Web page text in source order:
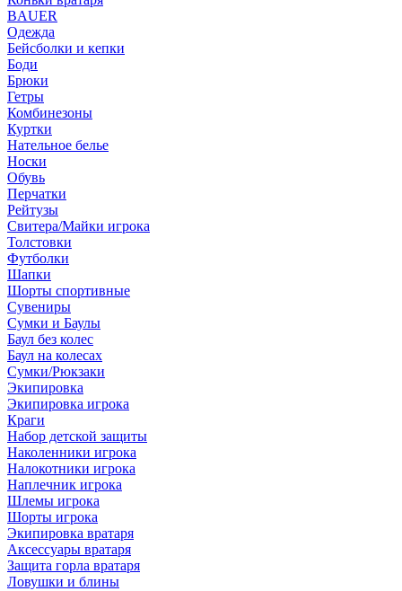
BAUER
Одежда
Бейсболки и кепки
Боди
Брюки
Гетры
Комбинезоны
Куртки
Нательное белье
Носки
Обувь
Перчатки
Рейтузы
Свитера/Майки игрока
Толстовки
Футболки
Шапки
Шорты спортивные
Сувениры
Сумки и Баулы
Баул без колес
Баул на колесах
Сумки/Рюкзаки
Экипировка
Экипировка игрока
Краги
Набор детской защиты
Наколенники игрока
Налокотники игрока
Наплечник игрока
Шлемы игрока
Шорты игрока
Экипировка вратаря
Аксессуары вратаря
Защита горла вратаря
Ловушки и блины